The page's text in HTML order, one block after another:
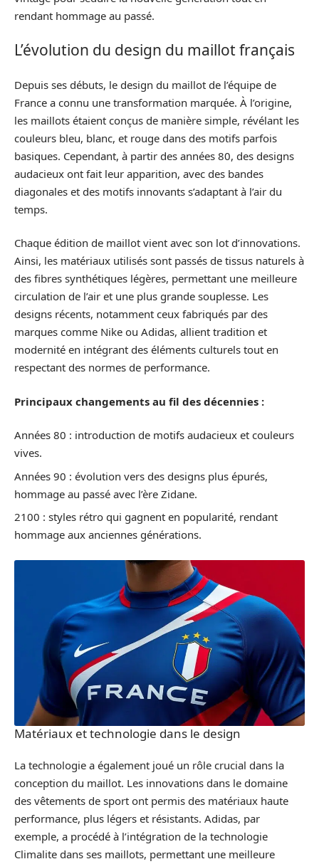
rendant hommage au passé.
L’évolution du design du maillot français
Depuis ses débuts, le design du maillot de l’équipe de
France a connu une transformation marquée. À l’origine,
les maillots étaient conçus de manière simple, révélant les
couleurs bleu, blanc, et rouge dans des motifs parfois
basiques. Cependant, à partir des années 80, des designs
audacieux ont fait leur apparition, avec des bandes
diagonales et des motifs innovants s’adaptant à l’air du
temps.
Chaque édition de maillot vient avec son lot d’innovations.
Ainsi, les matériaux utilisés sont passés de tissus naturels à
des fibres synthétiques légères, permettant une meilleure
circulation de l’air et une plus grande souplesse. Les
designs récents, notamment ceux fabriqués par des
marques comme Nike ou Adidas, allient tradition et
modernité en intégrant des éléments culturels tout en
respectant des normes de performance.
Principaux changements au fil des décennies :
Années 80 : introduction de motifs audacieux et couleurs
vives.
Années 90 : évolution vers des designs plus épurés,
hommage au passé avec l’ère Zidane.
2100 : styles rétro qui gagnent en popularité, rendant
hommage aux anciennes générations.
Matériaux et technologie dans le design
La technologie a également joué un rôle crucial dans la
conception du maillot. Les innovations dans le domaine
des vêtements de sport ont permis des matériaux haute
performance, plus légers et résistants. Adidas, par
exemple, a procédé à l’intégration de la technologie
Climalite dans ses maillots, permettant une meilleure